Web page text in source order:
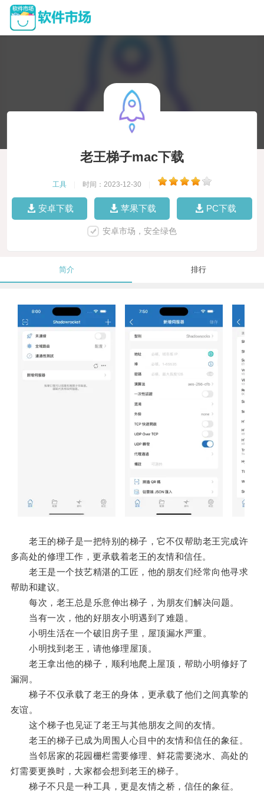
老王梯子mac下载
工具 时间：2023-12-30
安卓下载 苹果下载 PC下载
安卓市场，安全绿色
简介 排行
老王的梯子是一把特别的梯子，它不仅帮助老王完成许
多高处的修理工作，更承载着老王的友情和信任。
老王是一个技艺精湛的工匠，他的朋友们经常向他寻求
帮助和建议。
每次，老王总是乐意伸出梯子，为朋友们解决问题。
当有一次，他的好朋友小明遇到了难题。
小明生活在一个破旧房子里，屋顶漏水严重。
小明找到老王，请他修理屋顶。
老王拿出他的梯子，顺利地爬上屋顶，帮助小明修好了
漏洞。
梯子不仅承载了老王的身体，更承载了他们之间真挚的
友谊。
这个梯子也见证了老王与其他朋友之间的友情。
老王的梯子已成为周围人心目中的友情和信任的象征。
当邻居家的花园栅栏需要修理、鲜花需要浇水、高处的
灯需要更换时，大家都会想到老王的梯子。
梯子不只是一种工具，更是友情之桥，信任的象征。